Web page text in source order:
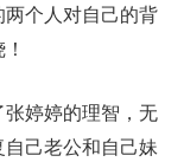
个人对自己的背
婷婷的理智，无
己老公和自己妹